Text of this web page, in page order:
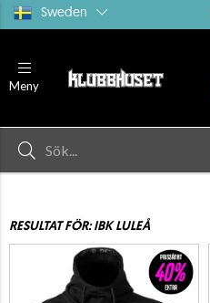
Sweden
Meny
RESULTAT FÖR: IBK LULEÅ